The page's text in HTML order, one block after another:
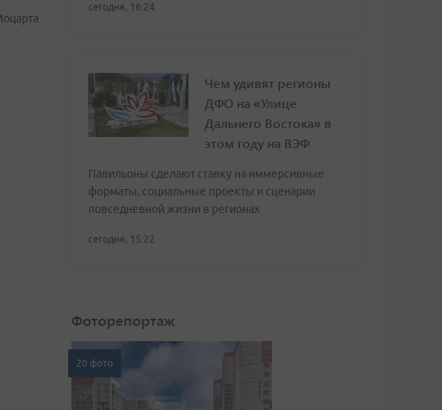
сегодня, 16:24
Чем удивят регионы
ДФО на «Улице
Дальнего Востока» в
этом году на ВЭФ
Павильоны сделают ставку на иммерсивные
форматы, социальные проекты и сценарии
повседневной жизни в регионах
сегодня, 15:22
Фоторепортаж
20 фото